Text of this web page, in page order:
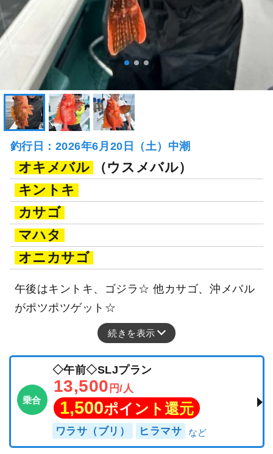
釣行日：2026年6月20日（土）中潮
オキメバル
（ウスメバル）
キントキ
カサゴ
マハタ
オニカサゴ
午後はキントキ、ゴジラ☆ 他カサゴ、沖メバル
がポツポツゲット☆
続きを表示
乗合
◇午前◇SLJプラン
13,500 円/人
1,500ポイント還元
ワラサ（ブリ） ヒラマサ